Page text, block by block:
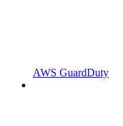
AWS GuardDuty